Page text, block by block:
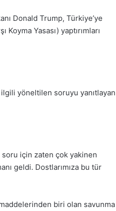
Donald Trump, Türkiye’ye
Koyma Yasası) yaptırımları
ilgili yöneltilen soruyu yanıtlayan
soru için zaten çok yakinen
geldi. Dostlarımıza bu tür
biri olan savunma